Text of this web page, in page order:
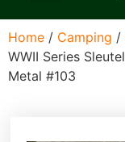
Home / Camping /
WWII Series
Metal #103